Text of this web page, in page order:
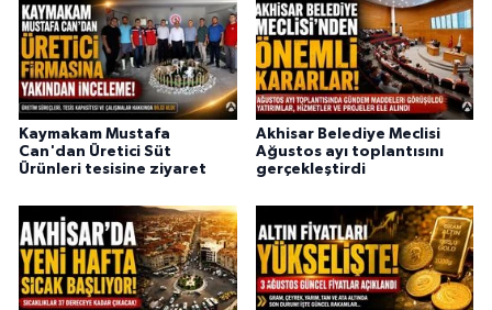
Kaymakam Mustafa
Can'dan Üretici Süt
Ürünleri tesisine ziyaret
Akhisar Belediye Meclisi
Ağustos ayı toplantısını
gerçekleştirdi